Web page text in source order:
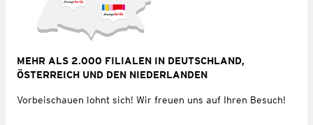
MEHR ALS 2.000 FILIALEN IN DEUTSCHLAND,
ÖSTERREICH UND DEN NIEDERLANDEN
Vorbeischauen lohnt sich! Wir freuen uns auf Ihren Besuch!